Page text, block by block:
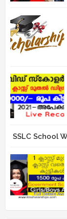
SSLC School